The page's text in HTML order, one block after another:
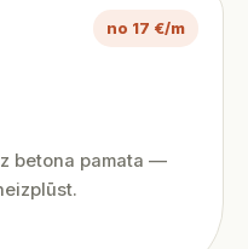
no 17 €/m
betona pamata —